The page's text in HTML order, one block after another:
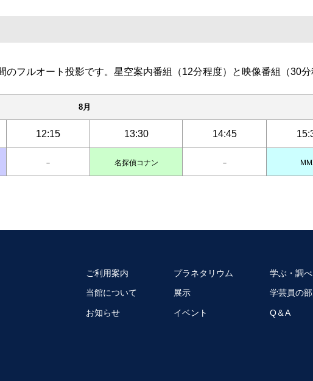
のフルオート投影です。星空案内番組（12分程度）と映像番組（30
8月
12:15 13:30 14:45
－ 名探偵コナン －
ご利用案内
当館について
お知らせ
プラネタリウム
展示
イベント
学ぶ・調
学芸員の
Q＆A